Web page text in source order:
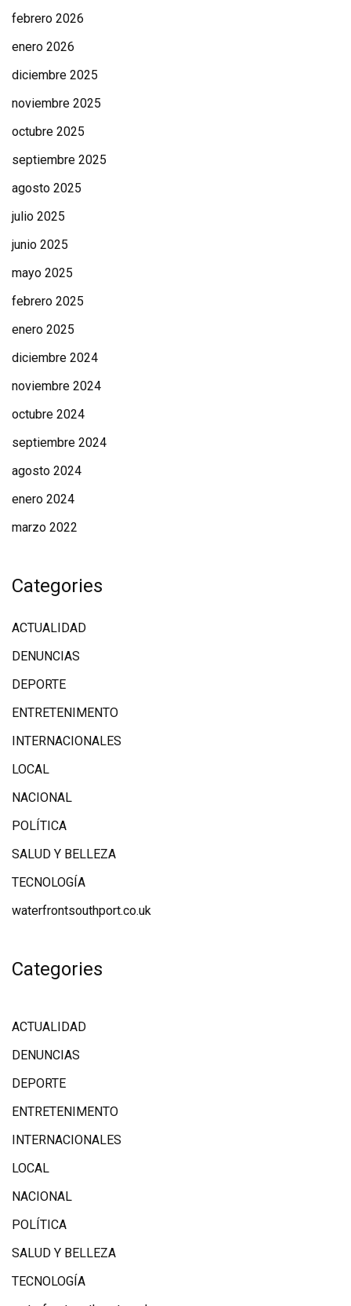
febrero 2026
enero 2026
diciembre 2025
noviembre 2025
octubre 2025
septiembre 2025
agosto 2025
julio 2025
junio 2025
mayo 2025
febrero 2025
enero 2025
diciembre 2024
noviembre 2024
octubre 2024
septiembre 2024
agosto 2024
enero 2024
marzo 2022
Categories
ACTUALIDAD
DENUNCIAS
DEPORTE
ENTRETENIMENTO
INTERNACIONALES
LOCAL
NACIONAL
POLÍTICA
SALUD Y BELLEZA
TECNOLOGÍA
waterfrontsouthport.co.uk
Categories
ACTUALIDAD
DENUNCIAS
DEPORTE
ENTRETENIMENTO
INTERNACIONALES
LOCAL
NACIONAL
POLÍTICA
SALUD Y BELLEZA
TECNOLOGÍA